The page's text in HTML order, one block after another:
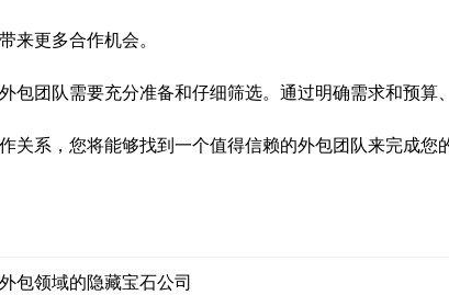
来更多合作机会。
包团队需要充分准备和仔细筛选。通过明确需求和预算
关系，您将能够找到一个值得信赖的外包团队来完成您
包领域的隐藏宝石公司